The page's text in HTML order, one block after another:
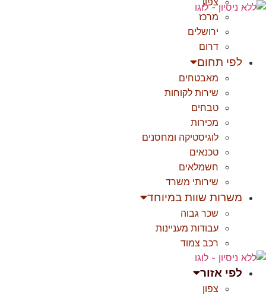
צפון
מרכז
ירושלים
דרום
לפי תחום
מאבטחים
שירות לקוחות
טבחים
מכירות
לוגיסטיקה ומחסנים
טכנאים
חשמלאים
שירותי משרד
משרות שוות במיוחד
שכר גבוה
עבודות מעניינות
רכב צמוד
לפי אזור
צפון